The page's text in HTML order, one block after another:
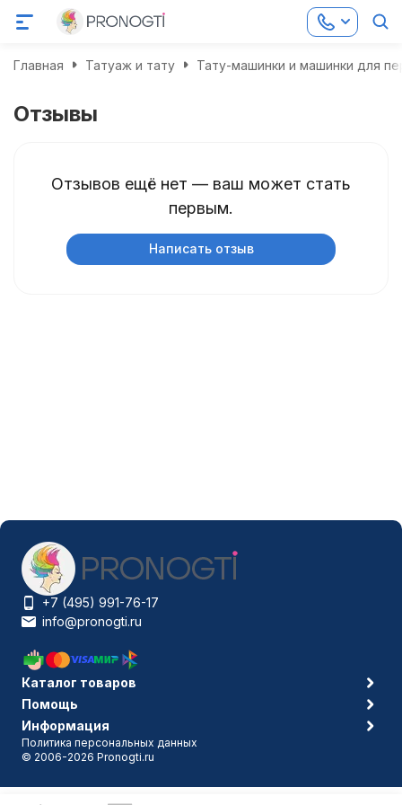
Главная Татуаж и тату Тату-машинки и машинки для
Отзывы
Отзывов ещё нет — ваш может стать
первым.
Написать отзыв
+7 (495) 991-76-17
info@pronogti.ru
Каталог товаров
Помощь
Информация
Политика персональных данных
© 2006-2026 Pronogti.ru